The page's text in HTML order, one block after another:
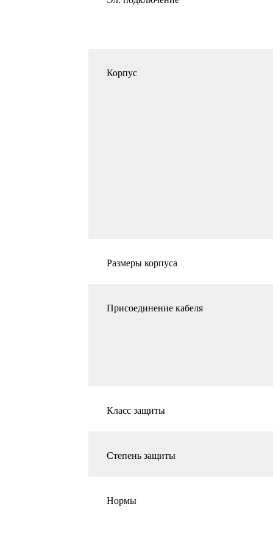
Корпус
Размеры корпуса
Присоединение кабеля
Класс защиты
Степень защиты
Нормы